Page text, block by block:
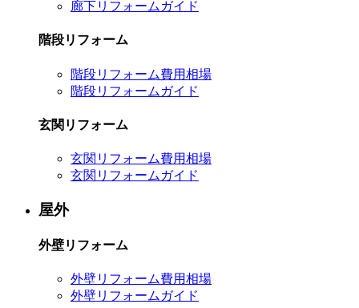
廊下リフォームガイド
階段リフォーム
階段リフォーム費用相場
階段リフォームガイド
玄関リフォーム
玄関リフォーム費用相場
玄関リフォームガイド
屋外
外壁リフォーム
外壁リフォーム費用相場
外壁リフォームガイド